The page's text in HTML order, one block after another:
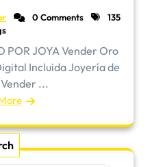
0 Comments
135
POR JOYA Vender Oro
Incluida Joyería de
...